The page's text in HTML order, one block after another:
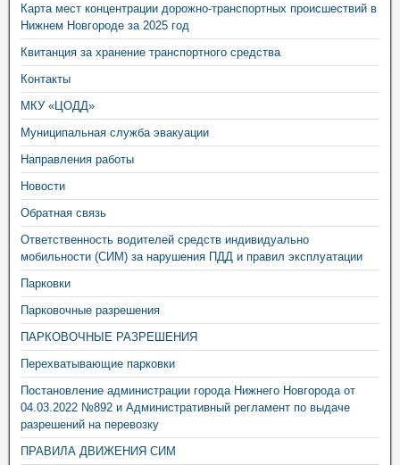
Карта мест концентрации дорожно-транспортных происшествий в
Нижнем Новгороде за 2025 год
Квитанция за хранение транспортного средства
Контакты
МКУ «ЦОДД»
Муниципальная служба эвакуации
Направления работы
Новости
Обратная связь
Ответственность водителей средств индивидуально
мобильности (СИМ) за нарушения ПДД и правил эксплуатации
Парковки
Парковочные разрешения
ПАРКОВОЧНЫЕ РАЗРЕШЕНИЯ
Перехватывающие парковки
Постановление администрации города Нижнего Новгорода от
04.03.2022 №892 и Административный регламент по выдаче
разрешений на перевозку
ПРАВИЛА ДВИЖЕНИЯ СИМ